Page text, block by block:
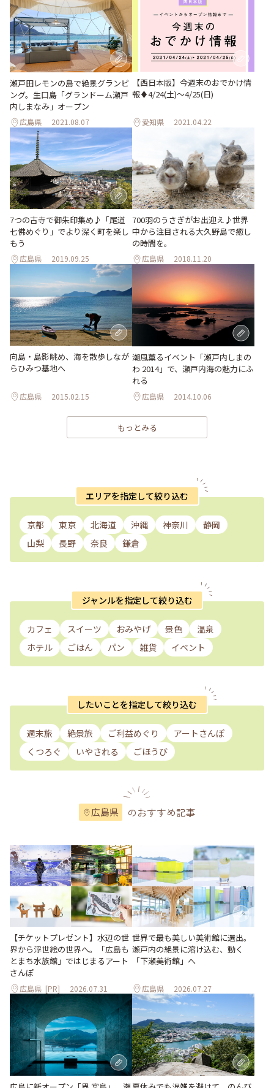
瀬戸田レモンの島で絶景グランピ
ング。生口島「グランドーム瀬戸
内しまなみ」オープン
広島県 2021.08.07
【西日本版】今週末のおでかけ情
報♦︎4/24(土)〜4/25(日)
愛知県 2021.04.22
7つの古寺で御朱印集め♪「尾道
七佛めぐり」でより深く町を楽し
もう
広島県 2019.09.25
700羽のうさぎがお出迎え♪世界
中から注目される大久野島で癒し
の時間を。
広島県 2018.11.20
向島・島影眺め、海を散歩しなが
らひみつ基地へ
広島県 2015.02.15
潮風薫るイベント「瀬戸内しまの
わ 2014」で、瀬戸内海の魅力にふ
れる
広島県 2014.10.06
もっとみる
エリアを指定して絞り込む
京都 東京 北海道 沖縄 神奈川
静岡
山梨
長野 奈良 鎌倉
ジャンルを指定して絞り込む
カフェ スイーツ おみやげ 景色
温泉
ホテル
ごはん パン 雑貨 イベント
したいことを指定して絞り込む
週末旅 絶景旅 ご利益めぐり
アートさんぽ
くつろぐ
いやされる ごほうび
広島県 のおすすめ記事
【チケットプレゼント】水辺の世
界から浮世絵の世界へ。「広島も
とまち水族館」ではじまるアート
さんぽ
広島県 [PR] 2026.07.31
世界で最も美しい美術館に選出。
瀬戸内の絶景に溶け込む、動く
「下瀬美術館」へ
広島県 2026.07.27